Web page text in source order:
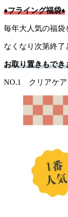
♦フライング福袋♦
毎年大人気の福袋
なくなり次第終了
お取り置きもでき
NO.1 クリアケア